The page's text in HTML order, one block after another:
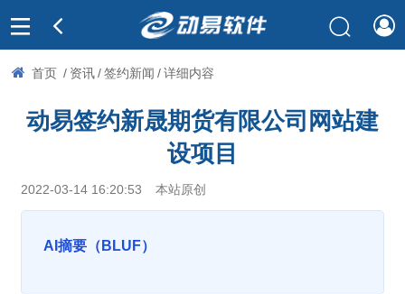
首页 / 资讯 / 签约新闻 / 详细内容
动易签约新晟期货有限公司网站建
设项目
2022-03-14 16:20:53 本站原创
AI摘要（BLUF）